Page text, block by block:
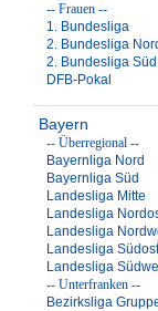
-- Frauen --
1. Bundesliga
2. Bundesliga
2. Bundesliga Süd
DFB-Pokal
Bayern
-- Überregional --
Bayernliga Nord
Bayernliga Süd
Landesliga Mitte
Landesliga
Landesliga
Landesliga Südost
Landesliga
-- Unterfranken --
Bezirksliga